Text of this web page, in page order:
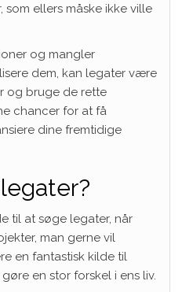
ellers måske ikke ville
og mangler
dem, kan legater være
og bruge de rette
chancer for at få
dine fremtidige
til at søge legater, når
man gerne vil
en fantastisk kilde til
en stor forskel i ens liv.